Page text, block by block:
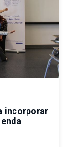
incorporar